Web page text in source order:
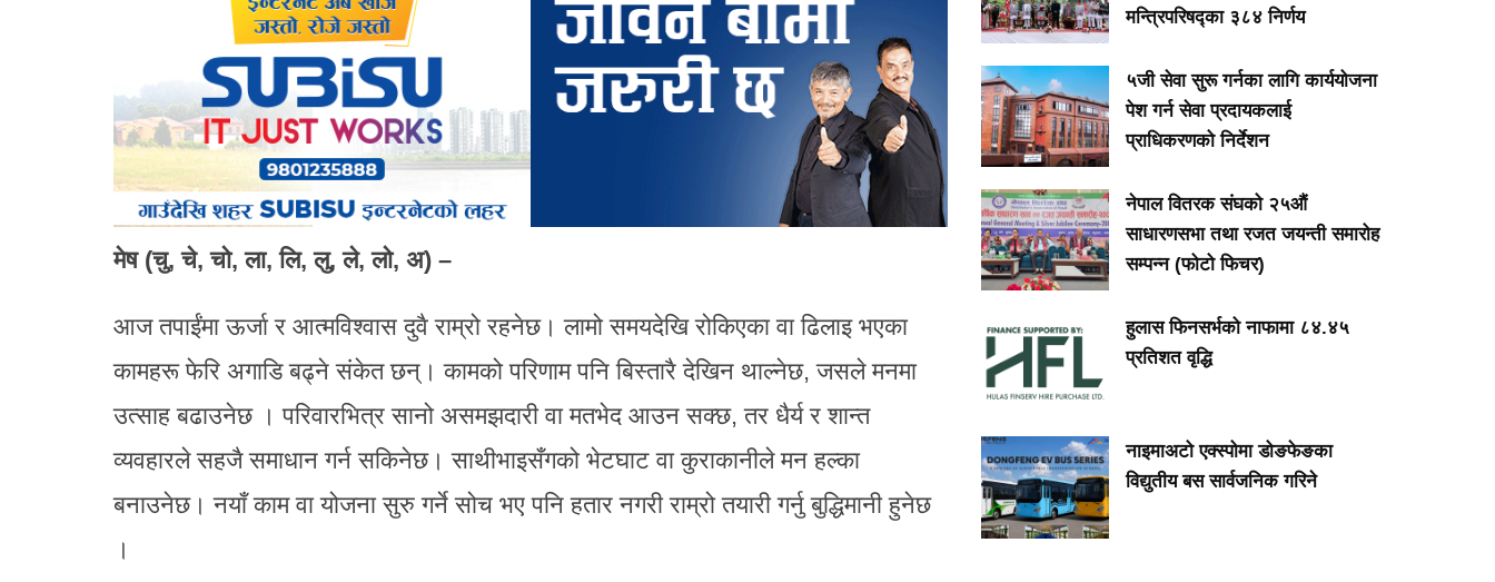
मेष (चु, चे, चो, ला, लि, लु, ले, लो, अ) –
आज तपाईंमा ऊर्जा र आत्मविश्वास दुवै राम्रो रहनेछ। लामो समयदेखि रोकिएका वा ढिलाइ भएका
कामहरू फेरि अगाडि बढ्ने संकेत छन्। कामको परिणाम पनि बिस्तारै देखिन थाल्नेछ, जसले मनमा
उत्साह बढाउनेछ । परिवारभित्र सानो असमझदारी वा मतभेद आउन सक्छ, तर धैर्य र शान्त
व्यवहारले सहजै समाधान गर्न सकिनेछ। साथीभाइसँगको भेटघाट वा कुराकानीले मन हल्का
बनाउनेछ। नयाँ काम वा योजना सुरु गर्ने सोच भए पनि हतार नगरी राम्रो तयारी गर्नु बुद्धिमानी हुनेछ
।
मन्त्रिपरिषद्का ३८४ निर्णय
५जी सेवा सुरू गर्नका लागि कार्ययोजना
पेश गर्न सेवा प्रदायकलाई
प्राधिकरणको निर्देशन
नेपाल वितरक संघको २५औं
साधारणसभा तथा रजत जयन्ती समारोह
सम्पन्न (फोटो फिचर)
हुलास फिनसर्भको नाफामा ८४.४५
प्रतिशत वृद्धि
नाइमाअटो एक्स्पोमा डोङफेङका
विद्युतीय बस सार्वजनिक गरिने